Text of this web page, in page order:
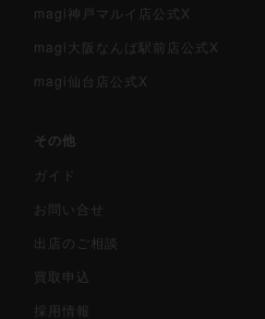
magi神戸マルイ店公式X
magi大阪なんば駅前店公式X
magi仙台店公式X
その他
ガイド
お問い合せ
出店のご相談
買取申込
採用情報